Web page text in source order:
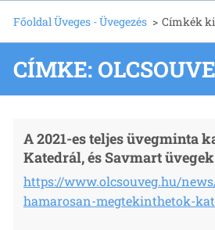
Főoldal Üveges - Üvegezés > Címkék
CÍMKE:
A 2021-es teljes üvegminta
Katedrál, és Savmart üvegek
https://www.olcsouveg.hu/
hamarosan-megtekinthetok-